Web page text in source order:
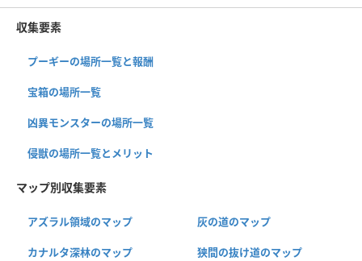
収集要素
プーギーの場所一覧と報酬
宝箱の場所一覧
凶異モンスターの場所一覧
侵獣の場所一覧とメリット
マップ別収集要素
アズラル領域のマップ 灰の道のマップ
カナルタ深林のマップ 狭間の抜け道のマップ